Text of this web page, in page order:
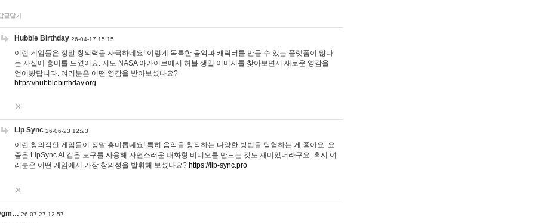
글달기
Hubble Birthday 26-04-17 15:15
이런 게임들은 정말 창의력을 자극하네요! 이렇게 독특한 음악과 캐릭터를 만들 수 있는 플랫폼이 많다
는 사실에 흥미를 느꼈어요. 저도 NASA 아카이브에서 허블 생일 이미지를 찾아보면서 새로운 영감을
얻어봤답니다. 여러분은 어떤 영감을 받아보셨나요?
https://hubblebirthday.org
Lip Sync 26-06-23 12:23
이런 창의적인 게임들이 정말 흥미롭네요! 특히 음악을 창작하는 다양한 방법을 탐험하는 게 좋아요. 요
즘은 LipSync AI 같은 도구를 사용해 자연스러운 대화형 비디오를 만드는 것도 재미있더라구요. 혹시 여
러분은 어떤 게임에서 가장 창의성을 발휘해 보셨나요? https://lip-sync.pro
26-07-27 12:57